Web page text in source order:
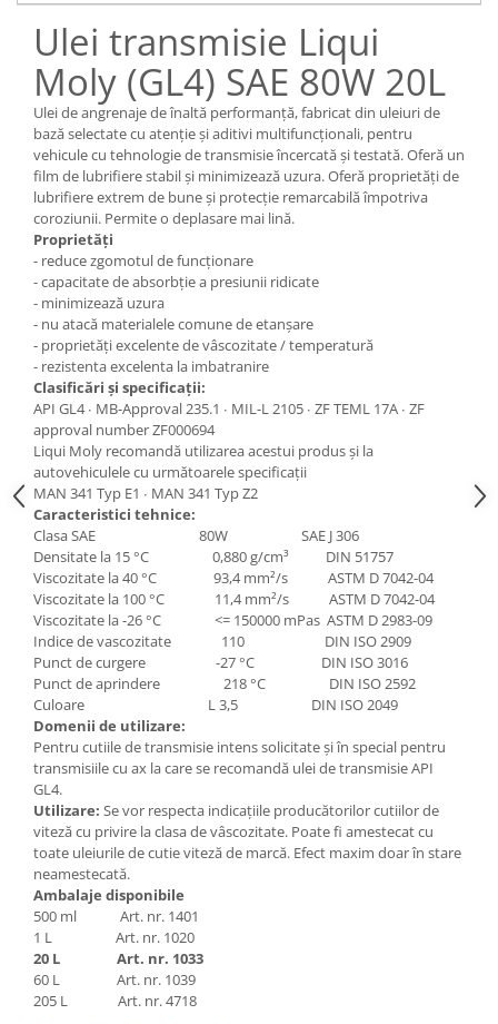
Instalatii de rotire
Platforme foarfeca
Nacela stivuitor
Translator stivuitor
Prelungitor lame stivuitor CAM
attachments
Atasamente profesionale CAM
Cleste ridicare butoi
Dispozitive ridicare butoaie
Ulei transmisie Liqui
Moly (GL4) SAE 80W 20L
Ulei de angrenaje de înaltă performanță, fabricat din uleiuri de
bază selectate cu atenție și aditivi multifuncționali, pentru
vehicule cu tehnologie de transmisie încercată și testată. Oferă un
film de lubrifiere stabil și minimizează uzura. Oferă proprietăți de
lubrifiere extrem de bune și protecție remarcabilă împotriva
coroziunii. Permite o deplasare mai lină.
Proprietăți
- reduce zgomotul de funcționare
- capacitate de absorbție a presiunii ridicate
- minimizează uzura
- nu atacă materialele comune de etanșare
- proprietăți excelente de vâscozitate / temperatură
- rezistenta excelenta la imbatranire
Clasificări şi specificaţii:
API GL4 ∙ MB-Approval 235.1 ∙ MIL-L 2105 ∙ ZF TEML 17A ∙ ZF
approval number ZF000694
Liqui Moly recomandă utilizarea acestui produs şi la
autovehiculele cu următoarele specificaţii
MAN 341 Typ E1 ∙ MAN 341 Typ Z2
Caracteristici tehnice:
Clasa SAE 80W SAE J 306
Densitate la 15 °C 0,880 g/cm³ DIN 51757
Viscozitate la 40 °C 93,4 mm²/s ASTM D 7042-04
Viscozitate la 100 °C 11,4 mm²/s ASTM D 7042-04
Viscozitate la -26 °C <= 150000 mPas ASTM D 2983-09
Indice de vascozitate 110 DIN ISO 2909
Punct de curgere -27 °C DIN ISO 3016
Punct de aprindere 218 °C DIN ISO 2592
Culoare L 3,5 DIN ISO 2049
Domenii de utilizare:
Pentru cutiile de transmisie intens solicitate şi în special pentru
transmisiile cu ax la care se recomandă ulei de transmisie API
GL4.
Utilizare: Se vor respecta indicaţiile producătorilor cutiilor de
viteză cu privire la clasa de vâscozitate. Poate fi amestecat cu
toate uleiurile de cutie viteză de marcă. Efect maxim doar în stare
neamestecată.
Ambalaje disponibile
500 ml Art. nr. 1401
1 L Art. nr. 1020
20 L Art. nr. 1033
60 L Art. nr. 1039
205 L Art. nr. 4718